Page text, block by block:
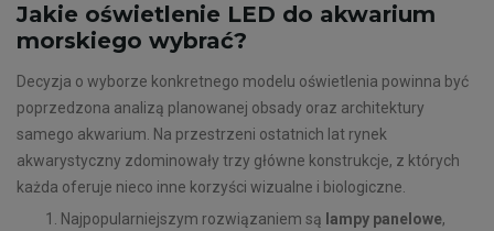
Jakie oświetlenie LED do akwarium
morskiego wybrać?
Decyzja o wyborze konkretnego modelu oświetlenia powinna być
poprzedzona analizą planowanej obsady oraz architektury
samego akwarium. Na przestrzeni ostatnich lat rynek
akwarystyczny zdominowały trzy główne konstrukcje, z których
każda oferuje nieco inne korzyści wizualne i biologiczne.
Najpopularniejszym rozwiązaniem są lampy panelowe,